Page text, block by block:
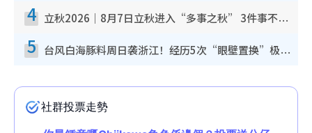
4 立秋2026｜8月7日立秋进入“多事之秋” 3件事不可做！专家教6招开运 清杂物／钱包纳气接好运
5 台风白海豚料周日袭浙江！经历5次“眼壁置换”极罕见 成登陆内地最长途台风